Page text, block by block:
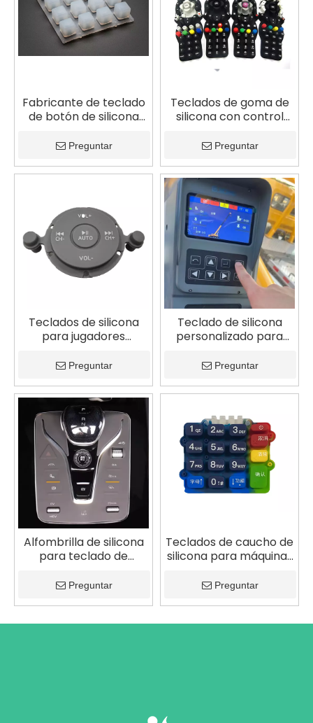
Fabricante de teclado
de botón de silicona
Preguntar
Teclados de goma de
silicona con control
personalizados
Preguntar
Teclados de silicona
para jugadores
Preguntar
Teclado de silicona
personalizado para
grúa
Preguntar
Alfombrilla de silicona
para teclado de
automotriz
Preguntar
Teclados de caucho de
silicona para máquinas
Preguntar